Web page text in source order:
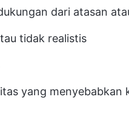
dari atasan
tidak realistis
yang menyebabkan